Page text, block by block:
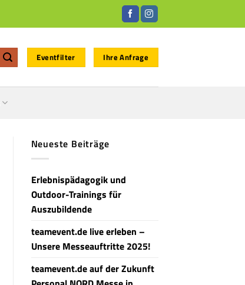
Eventfilter Ihre Anfrage
Neueste Beiträge
Erlebnispädagogik und
Outdoor-Trainings für
Auszubildende
teamevent.de live erleben –
Unsere Messeauftritte 2025!
teamevent.de auf der Zukunft